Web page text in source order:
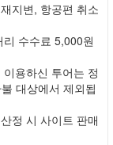
지변, 항공편 취소
수수료 5,000원
용하신 투어는 정
대상에서 제외됩
정 시 사이트 판매